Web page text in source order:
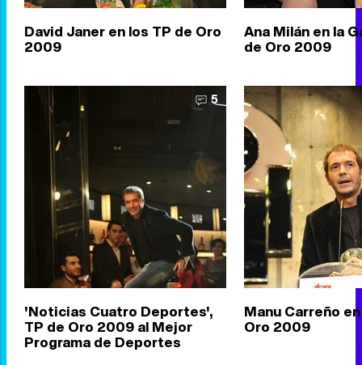
David Janer en los TP de Oro
2009
Ana Milán en la
de Oro 2009
5
'Noticias Cuatro Deportes',
TP de Oro 2009 al Mejor
Programa de Deportes
Manu Carreño
Oro 2009